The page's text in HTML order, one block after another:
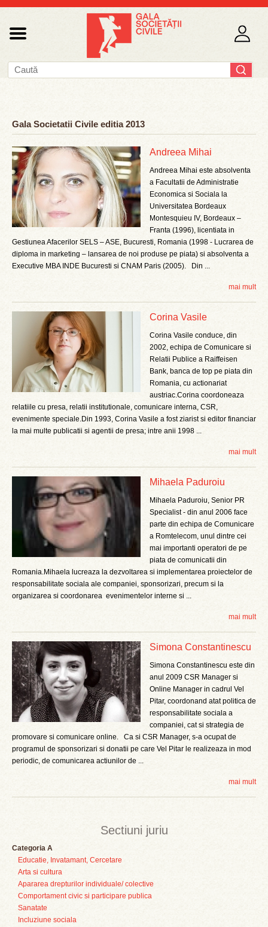
Sectiuni juriu
Categoria A
Educatie, Invatamant, Cercetare
Arta si cultura
Apararea drepturilor individuale/ colective
Comportament civic si participare publica
Sanatate
Incluziune sociala
Gala Societatii Civile editia 2013
Andreea Mihai
Andreea Mihai este absolventa
a Facultatii de Administratie
Economica si Sociala la
Universitatea Bordeaux
Montesquieu IV, Bordeaux –
Franta (1996), licentiata in
Gestiunea Afacerilor SELS – ASE, Bucuresti, Romania (1998 - Lucrarea de
diploma in marketing – lansarea de noi produse pe piata) si absolventa a
Executive MBA INDE Bucuresti si CNAM Paris (2005). Din ...
mai mult
Corina Vasile
Corina Vasile conduce, din
2002, echipa de Comunicare si
Relatii Publice a Raiffeisen
Bank, banca de top pe piata din
Romania, cu actionariat
austriac.Corina coordoneaza
relatiile cu presa, relatii institutionale, comunicare interna, CSR,
evenimente speciale.Din 1993, Corina Vasile a fost ziarist si editor financiar
la mai multe publicatii si agentii de presa; intre anii 1998 ...
mai mult
Mihaela Paduroiu
Mihaela Paduroiu, Senior PR
Specialist - din anul 2006 face
parte din echipa de Comunicare
a Romtelecom, unul dintre cei
mai importanti operatori de pe
piata de comunicatii din
Romania.Mihaela lucreaza la dezvoltarea si implementarea proiectelor de
responsabilitate sociala ale companiei, sponsorizari, precum si la
organizarea si coordonarea evenimentelor interne si ...
mai mult
Simona Constantinescu
Simona Constantinescu este din
anul 2009 CSR Manager si
Online Manager in cadrul Vel
Pitar, coordonand atat politica de
responsabilitate sociala a
companiei, cat si strategia de
promovare si comunicare online. Ca si CSR Manager, s-a ocupat de
programul de sponsorizari si donatii pe care Vel Pitar le realizeaza in mod
periodic, de comunicarea actiunilor de ...
mai mult